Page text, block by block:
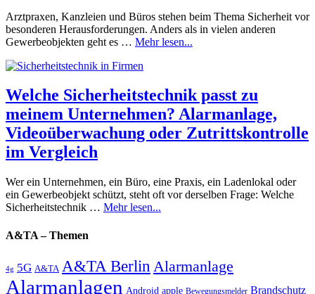
Arztpraxen, Kanzleien und Büros stehen beim Thema Sicherheit vor
besonderen Herausforderungen. Anders als in vielen anderen
Gewerbeobjekten geht es … Mehr lesen...
Welche Sicherheitstechnik passt zu
meinem Unternehmen? Alarmanlage,
Videoüberwachung oder Zutrittskontrolle
im Vergleich
Wer ein Unternehmen, ein Büro, eine Praxis, ein Ladenlokal oder
ein Gewerbeobjekt schützt, steht oft vor derselben Frage: Welche
Sicherheitstechnik … Mehr lesen...
A&TA – Themen
4g 5G A&TA A&TA Berlin Alarmanlage
Alarmanlagen Android apple Bewegungsmelder Brandschutz